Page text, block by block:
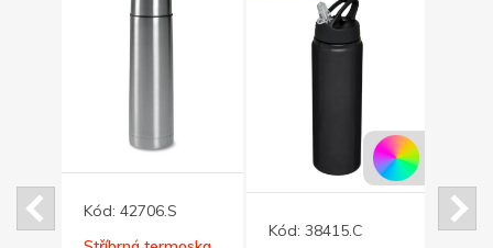
Kód: 42706.S
Kód: 38415.C
Kód: